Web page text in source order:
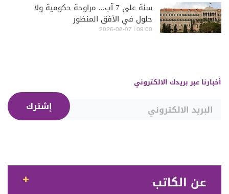
سنة على 7 آب... مراوحة حكومية ولا
حلول في الأفق المنظور
09:00 | 2026-08-07
أخبارنا عبر بريدك الالكتروني
إشترك
عن الكاتب